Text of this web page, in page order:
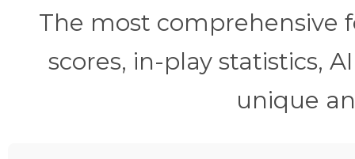
The most
scores, in-play statistics,
unique